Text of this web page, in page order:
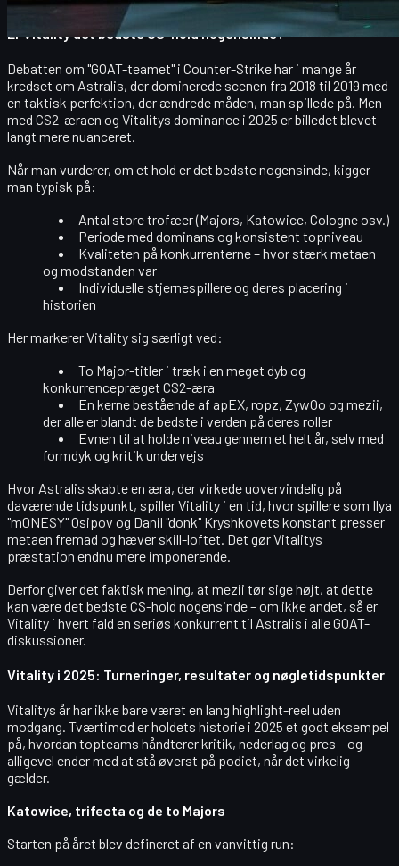
Er Vitality det bedste CS-hold nogensinde?
Debatten om "GOAT-teamet" i Counter-Strike har i mange år
kredset om Astralis, der dominerede scenen fra 2018 til 2019 med
en taktisk perfektion, der ændrede måden, man spillede på. Men
med CS2-æraen og Vitalitys dominance i 2025 er billedet blevet
langt mere nuanceret.
Når man vurderer, om et hold er det bedste nogensinde, kigger
man typisk på:
Antal store trofæer(Majors, Katowice, Cologne osv.)
Periode med dominans og konsistent topniveau
Kvaliteten på konkurrenterne– hvor stærk metaen
og modstanden var
Individuelle stjernespillereog deres placering i
historien
Her markerer Vitality sig særligt ved:
To Major-titler i træk i en meget dyb og
konkurrencepræget CS2-æra
En kerne bestående af apEX, ropz, ZywOo og mezii,
der alle er blandt de bedste i verden på deres roller
Evnen til at holde niveau gennem et helt år, selv med
formdyk og kritik undervejs
Hvor Astralis skabte en æra, der virkede uovervindelig på
daværende tidspunkt, spiller Vitality i en tid, hvor spillere som Ilya
"m0NESY" Osipov og Danil "donk" Kryshkovets konstant presser
metaen fremad og hæver skill-loftet. Det gør Vitalitys
præstation endnu mere imponerende.
Derfor giver det faktisk mening, at mezii tør sige højt, at dette
kan væredet bedste CS-hold nogensinde– om ikke andet, så er
Vitality i hvert fald en seriøs konkurrent til Astralis i alle GOAT-
diskussioner.
Vitality i 2025: Turneringer, resultater og nøgletidspunkter
Vitalitys år har ikke bare været en lang highlight-reel uden
modgang. Tværtimod er holdets historie i 2025 et godt eksempel
på, hvordan topteams håndterer kritik, nederlag og pres – og
alligevel ender med at stå øverst på podiet, når det virkelig
gælder.
Katowice, trifecta og de to Majors
Starten på året blev defineret af en vanvittig run: